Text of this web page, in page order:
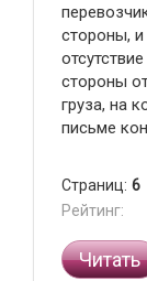
стороны, и
стороны
груза, на
письме
Страниц: 6
Рейтинг:
Читать